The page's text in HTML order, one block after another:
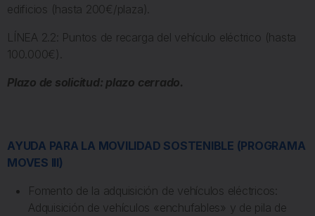
edificios (hasta 200€/plaza).
LÍNEA 2.2: Puntos de recarga del vehículo eléctrico (hasta
100.000€).
Plazo de solicitud: plazo cerrado.
AYUDA PARA LA MOVILIDAD SOSTENIBLE (PROGRAMA
MOVES III)
Fomento de la adquisición de vehículos eléctricos:
Adquisición de vehículos «enchufables» y de pila de